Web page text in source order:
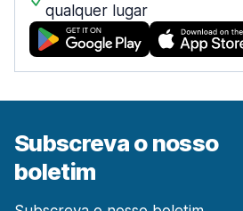
Centro da cidade
desde 8,17 € por dia
Madeira
413 ofertas especiais em 2 localizações
qualquer lugar
Subscreva o nosso
boletim